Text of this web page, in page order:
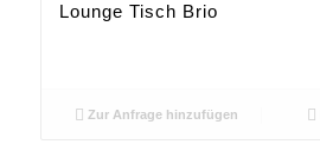
Lounge Tisch Brio
Zur Anfrage hinzufügen